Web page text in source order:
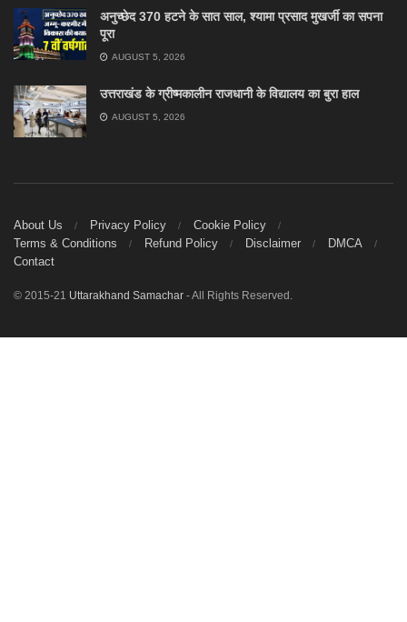
अनुच्छेद 370 हटने के सात साल, श्यामा प्रसाद मुखर्जी का सपना
पूरा
AUGUST 5, 2026
उत्तराखंड के ग्रीष्मकालीन राजधानी के विद्यालय का बुरा हाल
AUGUST 5, 2026
About Us Privacy Policy
Cookie Policy
Terms & Conditions
Refund Policy Disclaimer
DMCA
Contact
© 2015-21 Uttarakhand Samachar - All Rights Reserved.